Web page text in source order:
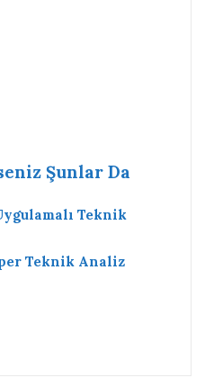
Şunlar Da
Teknik
Teknik Analiz